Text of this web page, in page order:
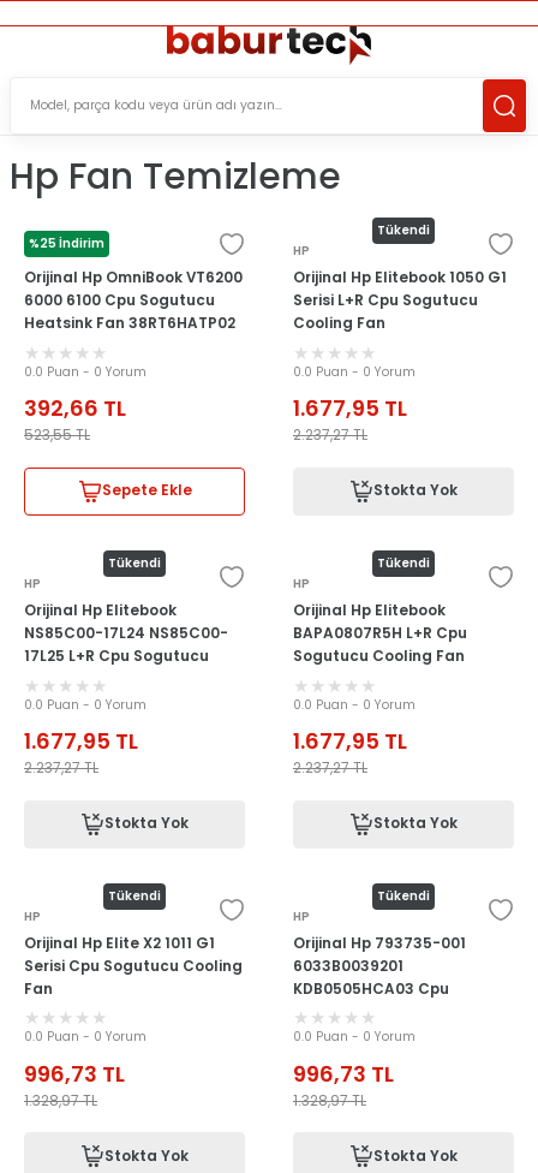
Hp Fan Temizleme
%25 İndirim
HP
Orijinal Hp OmniBook VT6200
6000 6100 Cpu Sogutucu
Heatsink Fan 38RT6HATP02
0.0 Puan - 0 Yorum
392,66 TL
523,55TL
Sepete Ekle
Tükendi
HP
Orijinal Hp Elitebook 1050 G1
Serisi L+R Cpu Sogutucu
Cooling Fan
0.0 Puan - 0 Yorum
1.677,95 TL
2.237,27TL
Stokta Yok
Tükendi
HP
Orijinal Hp Elitebook
NS85C00-17L24 NS85C00-
17L25 L+R Cpu Sogutucu
Cooling Fan
0.0 Puan - 0 Yorum
1.677,95 TL
2.237,27TL
Stokta Yok
Tükendi
HP
Orijinal Hp Elitebook
BAPA0807R5H L+R Cpu
Sogutucu Cooling Fan
0.0 Puan - 0 Yorum
1.677,95 TL
2.237,27TL
Stokta Yok
Tükendi
HP
Orijinal Hp Elite X2 1011 G1
Serisi Cpu Sogutucu Cooling
Fan
0.0 Puan - 0 Yorum
996,73 TL
1.328,97TL
Stokta Yok
Tükendi
HP
Orijinal Hp 793735-001
6033B0039201
KDB0505HCA03 Cpu
Sogutucu Cooling Fan
0.0 Puan - 0 Yorum
996,73 TL
1.328,97TL
Stokta Yok